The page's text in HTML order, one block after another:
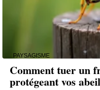
PAYSAGISME
Comment tuer un
protégeant vos